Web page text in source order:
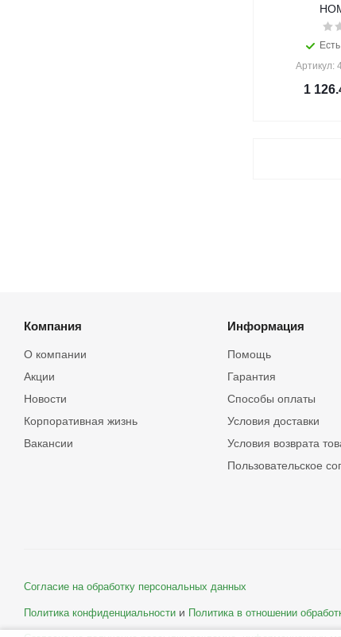
Артикул:
1
Компания
О компании
Акции
Новости
Корпоративная жизнь
Вакансии
Информация
Помощь
Гарантия
Способы оплаты
Условия доставки
Условия возврата
Пользовательское
Согласие на обработку персональных данных
Политика конфиденциальности и Политика в отношении